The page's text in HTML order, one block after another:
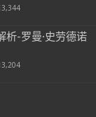
析-罗曼·史劳德诺